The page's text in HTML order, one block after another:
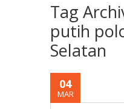
Tag
putih
Selatan
04
MAR